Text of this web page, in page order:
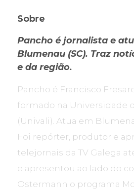
Sobre
Pancho é jornalista e
Blumenau (SC). Traz
e da região.
Pancho é Francisco
formado na Universidade
(Univali). Atua em
Foi repórter, produtor e
telejornais da TV Galega
e apresentou ao lado do
Ostermann o programa